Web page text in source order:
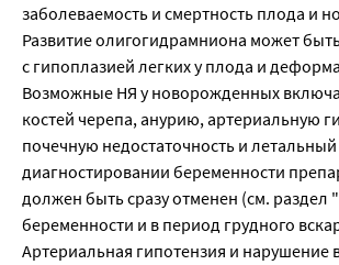
заболеваемость и смертность плода и
Развитие олигогидрамниона может
с гипоплазией легких у плода и
Возможные НЯ у новорожденных
костей черепа, анурию, артериальную
почечную недостаточность и
диагностировании беременности
должен быть сразу отменен (см.
беременности и в период грудного
Артериальная гипотензия и нарушение